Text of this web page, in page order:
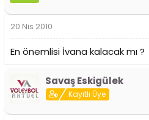
20 Nis 2010
En önemlisi İvana kalacak mı ?
Savaş Eskigülek
Kayıtlı Üye